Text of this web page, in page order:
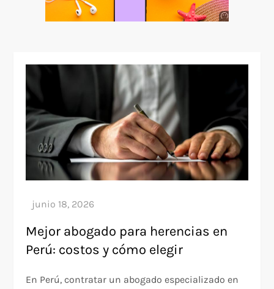
Mejor abogado para herencias en
Perú: costos y cómo elegir
En Perú, contratar un abogado especializado en